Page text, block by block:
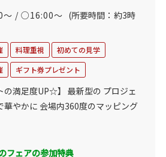
/ ○16:00～ (所要時間：約3時
料理重視
初めての見学
ギフト券プレゼント
の満足度UP☆】 最新型の プロジェ
華やかに 会場内360度のマッピング
フェアの参加特典